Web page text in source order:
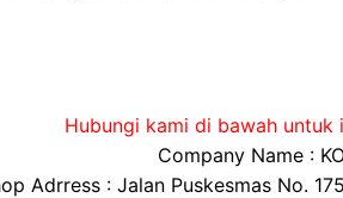
Hubungi kami di bawah untuk
Company Name :
Adrress : Jalan Puskesmas No.